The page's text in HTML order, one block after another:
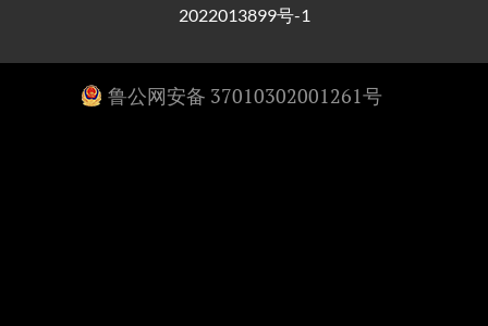
2022013899号-1
鲁公网安备 37010302001261号